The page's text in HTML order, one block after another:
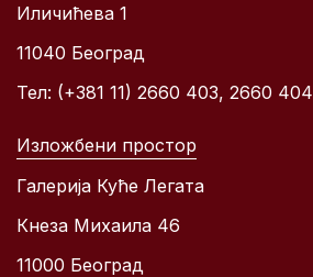
Иличићева 1
11040 Београд
Тел: (+381 11) 2660 403, 2660 404
Изложбени простор
Галерија Куће Легата
Кнеза Михаила 46
11000 Београд